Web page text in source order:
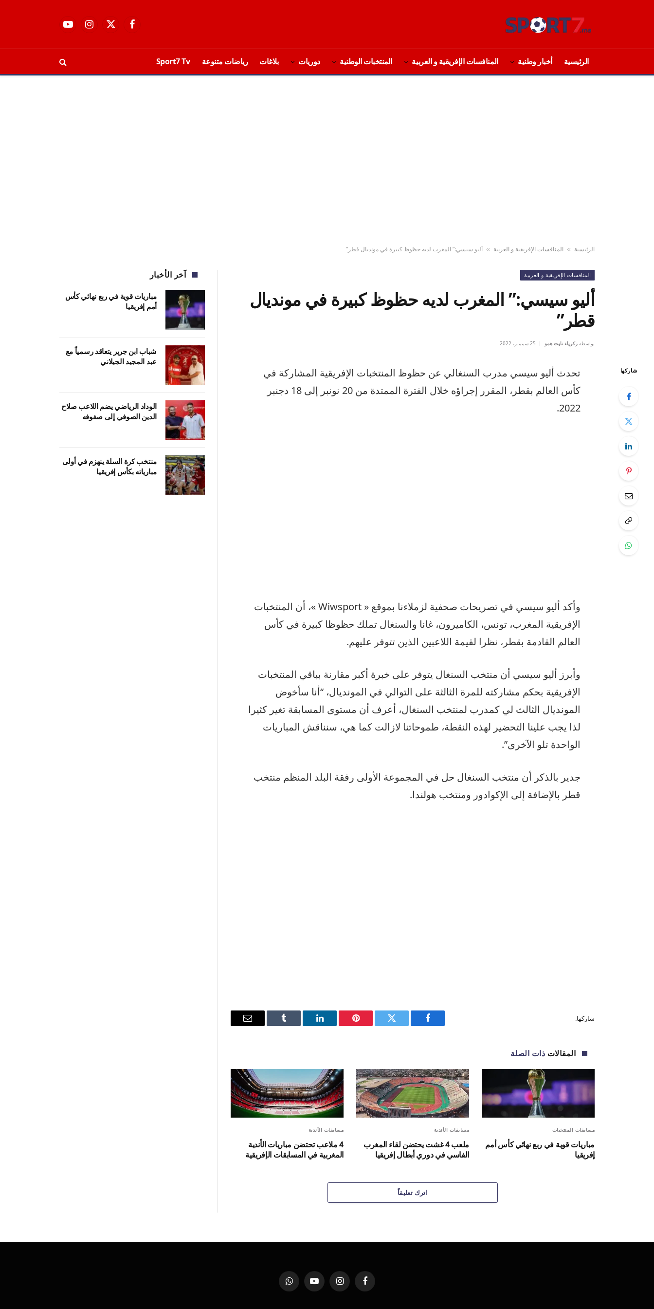
فيسبوكX
الانستغراميوتيوب
الرئيسية أخبار وطنية المنافسات الإفريقية و العربية المنتخبات الوطنية دوريات بلاغات رياضات متنوعة Sport7 Tv
الرئيسية » المنافسات الإفريقية و العربية » أليو سيسي:” المغرب لديه حظوظ كبيرة في مونديال قطر”
المنافسات الإفريقية و العربية
أليو سيسي:” المغرب لديه حظوظ كبيرة في مونديال
قطر”
بواسطة زكرياء نايت همو 25 سبتمبر، 2022
شاركها
تحدث أليو سيسي مدرب السنغالي عن حظوظ المنتخبات الإفريقية المشاركة في
كأس العالم بقطر، المقرر إجراؤه خلال الفترة الممتدة من 20 نونبر إلى 18 دجنبر
2022.
وأكد أليو سيسي في تصريحات صحفية لزملاءنا بموقع « Wiwsport »، أن المنتخبات
الإفريقية المغرب، تونس، الكاميرون، غانا والسنغال تملك حظوظا كبيرة في كأس
العالم القادمة بقطر، نظرا لقيمة اللاعبين الذين تتوفر عليهم.
وأبرز أليو سيسي أن منتخب السنغال يتوفر على خبرة أكبر مقارنة بباقي المنتخبات
الإفريقية بحكم مشاركته للمرة الثالثة على التوالي في المونديال، “أنا سأخوض
المونديال الثالث لي كمدرب لمنتخب السنغال، أعرف أن مستوى المسابقة تغير كثيرا
لذا يجب علينا التحضير لهذه النقطة، طموحاتنا لازالت كما هي، سنناقش المباريات
الواحدة تلو الآخرى”.
جدير بالذكر أن منتخب السنغال حل في المجموعة الأولى رفقة البلد المنظم منتخب
قطر بالإضافة إلى الإكوادور ومنتخب هولندا.
شاركها.
فيسبوك
تويتر بينتيريستلينكدإن Tumblr
البريد
المقالات ذات الصلة
مسابقات المنتخبات
مباريات قوية في ربع نهائي كأس أمم
إفريقيا
مسابقات الأندية
ملعب 4 غشت يحتضن لقاء المغرب
الفاسي في دوري أبطال إفريقيا
مسابقات الأندية
4 ملاعب تحتضن مباريات الأندية
المغربية في المسابقات الإفريقية
اترك تعليقاً
آخر الأخبار
مباريات قوية في ربع نهائي كأس
أمم إفريقيا
شباب ابن جرير يتعاقد رسمياً مع
عبد المجيد الجيلاني
الوداد الرياضي يضم اللاعب صلاح
الدين الصوفي إلى صفوفه
منتخب كرة السلة ينهزم في أولى
مبارياته بكأس إفريقيا
فيسبوك الانستغراميوتيوب واتساب